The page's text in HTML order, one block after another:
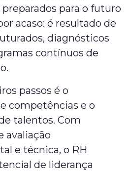
para o futuro
acaso: é resultado de
diagnósticos
contínuos de
passos é o
competências e o
talentos. Com
avaliação
e técnica, o RH
de liderança